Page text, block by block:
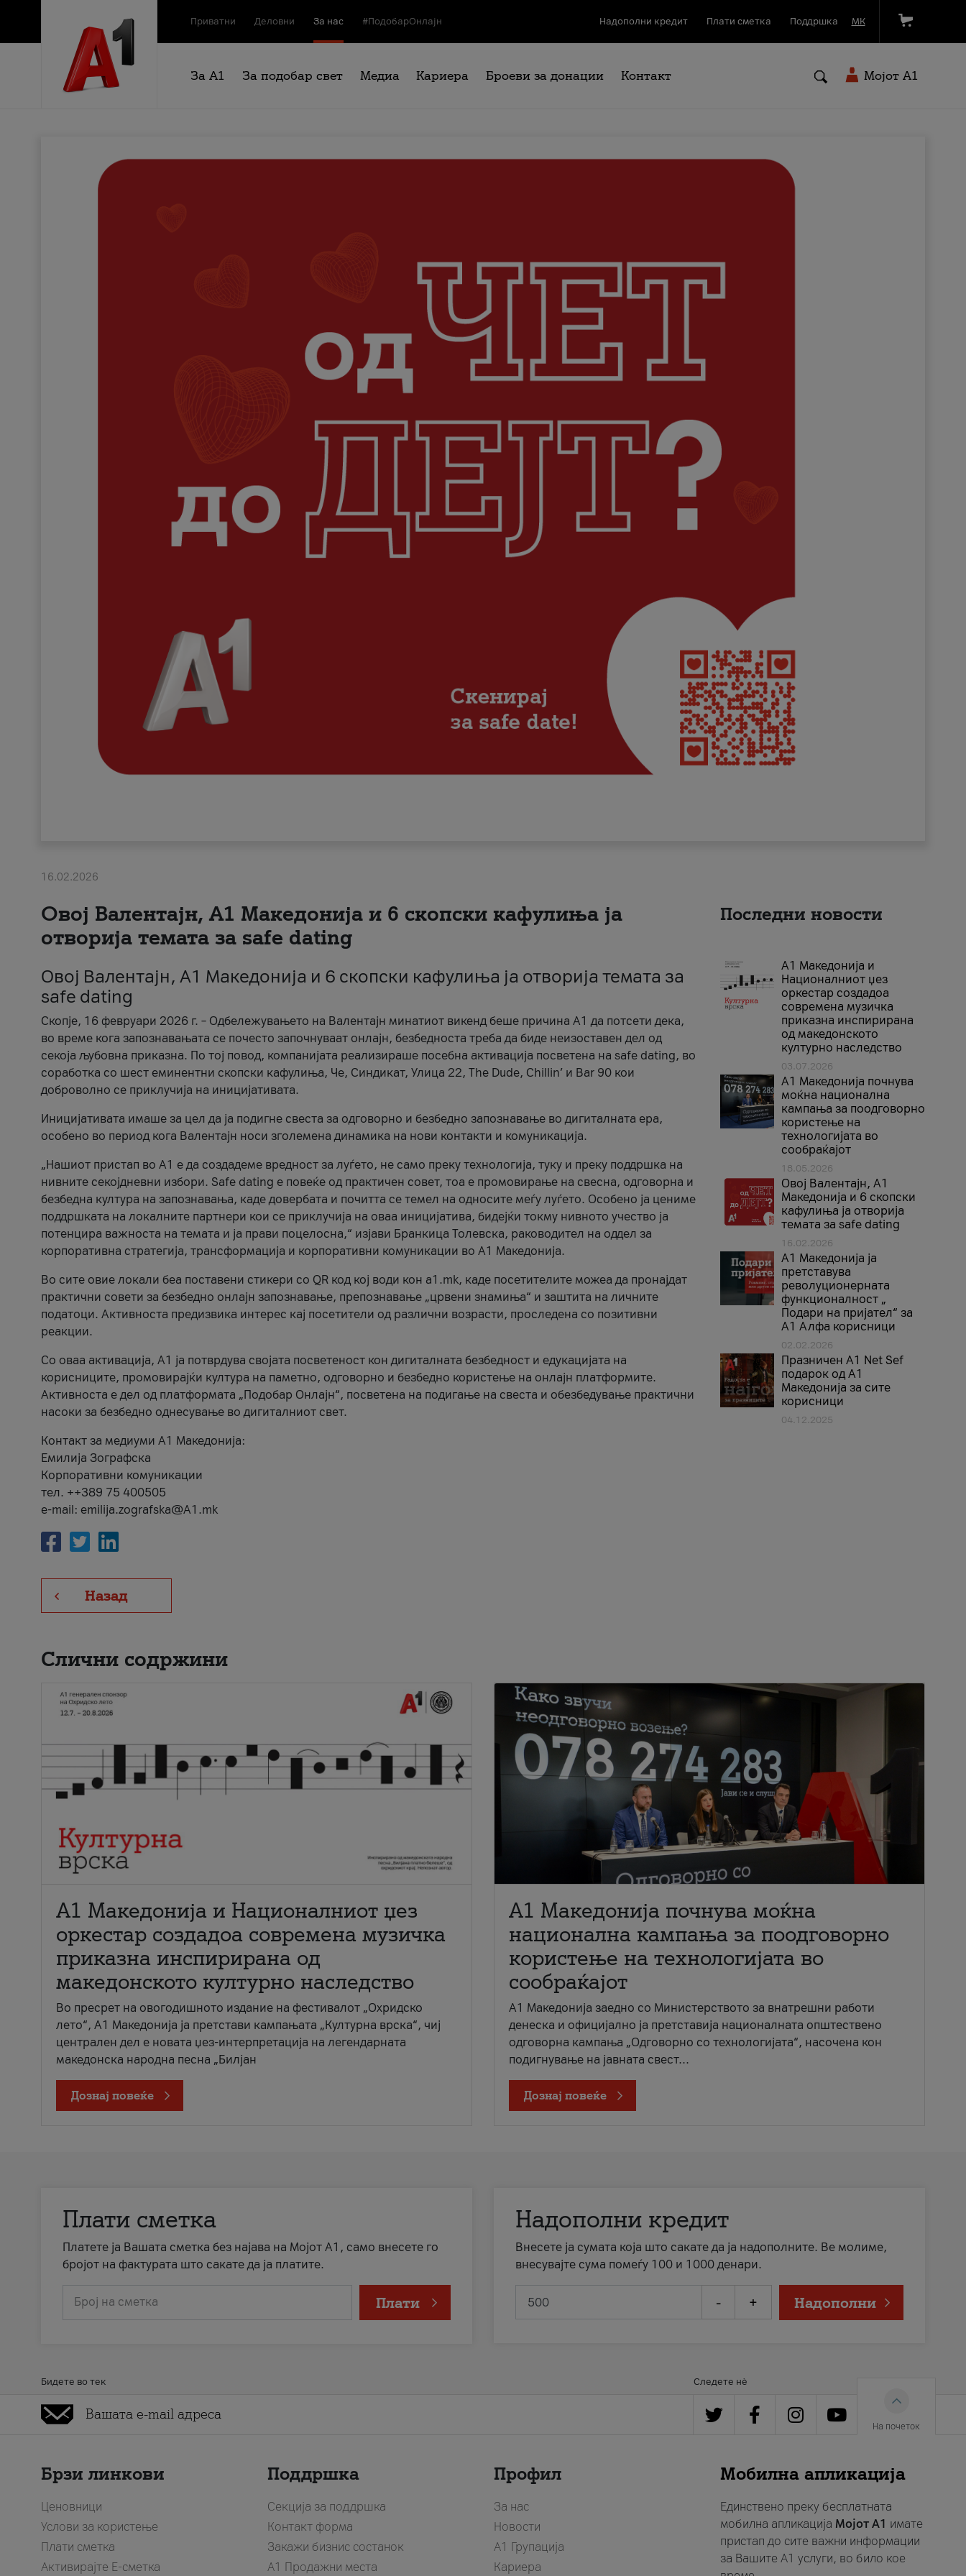
Приватни Деловни За нас #ПодобарОнлајн Надополни кредит Плати сметка Поддршка МК
За А1 За подобар свет Медиа Кариера Броеви за донации Контакт Мојот A1
16.02.2026
Овој Валентајн, A1 Македонија и 6 скопски кафулиња ја
отворија темата за safe dating
Овој Валентајн, A1 Македонија и 6 скопски кафулиња ја отворија темата за
safe dating
Скопје, 16 февруари 2026 г. – Одбележувањето на Валентајн минатиот викенд беше причина А1 да потсети дека,
во време кога запознавањата се почесто започнуваат онлајн, безбедноста треба да биде неизоставен дел од
секоја љубовна приказна. По тој повод, компанијата реализираше посебна активација посветена на safe dating, во
соработка со шест еминентни скопски кафулиња, Че, Синдикат, Улица 22, The Dude, Chillin’ и Bar 90 кои
доброволно се приклучија на иницијативата.
Иницијативата имаше за цел да ја подигне свеста за одговорно и безбедно запознавање во дигиталната ера,
особено во период кога Валентајн носи зголемена динамика на нови контакти и комуникација.
„Нашиот пристап во А1 е да создадеме вредност за луѓето, не само преку технологија, туку и преку поддршка на
нивните секојдневни избори. Safe dating е повеќе од практичен совет, тоа е промовирање на свесна, одговорна и
безбедна култура на запознавања, каде довербата и почитта се темел на односите меѓу луѓето. Особено ја цениме
поддршката на локалните партнери кои се приклучија на оваа иницијатива, бидејќи токму нивното учество ја
потенцира важноста на темата и ја прави поцелосна,“ изјави Бранкица Толевска, раководител на оддел за
корпоративна стратегија, трансформација и корпоративни комуникации во А1 Македонија.
Во сите овие локали беа поставени стикери со QR код кој води кон a1.mk, каде посетителите можеа да пронајдат
практични совети за безбедно онлајн запознавање, препознавање „црвени знамиња“ и заштита на личните
податоци. Активноста предизвика интерес кај посетители од различни возрасти, проследена со позитивни
реакции.
Со оваа активација, А1 ја потврдува својата посветеност кон дигиталната безбедност и едукацијата на
корисниците, промовирајќи култура на паметно, одговорно и безбедно користење на онлајн платформите.
Активноста е дел од платформата „Подобар Онлајн“, посветена на подигање на свеста и обезбедување практични
насоки за безбедно однесување во дигиталниот свет.
Контакт за медиуми А1 Македонија:
Емилија Зографска
Корпоративни комуникации
тел. ++389 75 400505
e-mail: emilija.zografska@A1.mk
Назад
Последни новости
А1 Македонија и
Националниот џез
оркестар создадоа
современа музичка
приказна инспирирана
од македонското
културно наследство
03.07.2026
A1 Македонија почнува
моќна национална
кампања за поодговорно
користење на
технологијата во
сообраќајот
18.05.2026
Овој Валентајн, A1
Македонија и 6 скопски
кафулиња ја отворија
темата за safe dating
16.02.2026
А1 Македонија ја
претставува
револуционерната
функционалност „
Подари на пријател“ за
А1 Алфа корисници
02.02.2026
Празничен A1 Net Sеf
подарок од А1
Македонија за сите
корисници
04.12.2025
Слични содржини
А1 Македонија и Националниот џез
оркестар создадоа современа музичка
приказна инспирирана од
македонското културно наследство
Во пресрет на овогодишното издание на фестивалот „Охридско
лето“, А1 Македонија ја претстави кампањата „Културна врска“, чиј
централен дел е новата џез-интерпретација на легендарната
македонска народна песна „Билјан
Дознај повеќе
A1 Македонија почнува моќна
национална кампања за поодговорно
користење на технологијата во
сообраќајот
A1 Македонија заедно со Министерството за внатрешни работи
денеска и официјално ја претставија националната општествено
одговорна кампања „Одговорно со технологијата“, насочена кон
подигнување на јавната свест...
Дознај повеќе
Плати сметка
Платете ја Вашата сметка без најава на Мојот А1, само внесете го
бројот на фактурата што сакате да ја платите.
Број на сметка Плати
Надополни кредит
Внесете ја сумата која што сакате да ја надополните. Ве молиме,
внесувајте сума помеѓу 100 и 1000 денари.
- + Надополни
Бидете во тек Следете нè
На почеток
Брзи линкови
Ценовници
Услови за користење
Плати сметка
Активирајте Е-сметка
Поддршка
Секција за поддршка
Контакт форма
Закажи бизнис состанок
A1 Продажни места
Профил
За нас
Новости
А1 Групација
Кариера
Мобилна апликација
Единствено преку бесплатната
мобилна апликација Мојот A1 имате
пристап до сите важни информации
за Вашите A1 услуги, во било кое